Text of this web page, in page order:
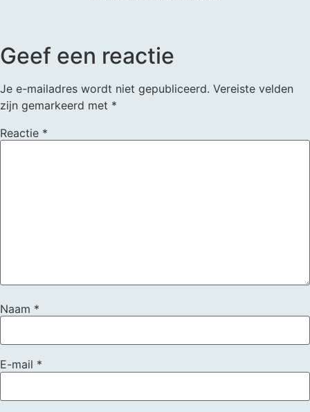
Geef een reactie
Je e-mailadres wordt niet gepubliceerd. Vereiste velden
zijn gemarkeerd met *
Reactie *
Naam *
E-mail *